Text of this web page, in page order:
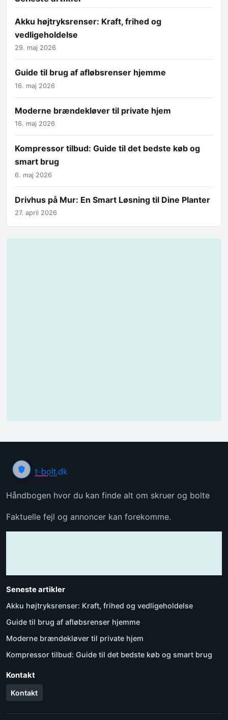
Akku højtryksrenser: Kraft, frihed og
vedligeholdelse
29. maj 2026
Guide til brug af afløbsrenser hjemme
16. maj 2026
Moderne brændekløver til private hjem
16. maj 2026
Kompressor tilbud: Guide til det bedste køb og
smart brug
6. maj 2026
Drivhus på Mur: En Smart Løsning til Dine Planter
27. april 2026
Håndbogen hvor du kan finde alt om skruer og bolte
Faktuelle fejl og annoncer kan forekomme.
Seneste artikler
Akku højtryksrenser: Kraft, frihed og vedligeholdelse
Guide til brug af afløbsrenser hjemme
Moderne brændekløver til private hjem
Kompressor tilbud: Guide til det bedste køb og smart brug
Kontakt
Kontakt